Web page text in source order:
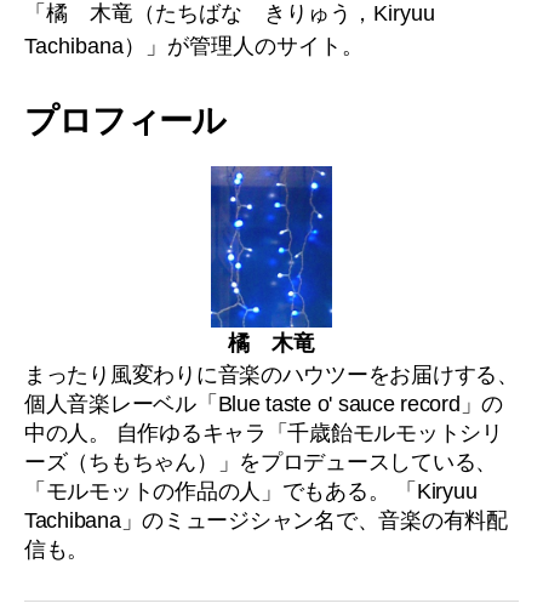
「橘 木竜（たちばな きりゅう，Kiryuu
Tachibana）」が管理人のサイト。
プロフィール
橘 木竜
まったり風変わりに音楽のハウツーをお届けする、
個人音楽レーベル「Blue taste o' sauce record」の
中の人。 自作ゆるキャラ「千歳飴モルモットシリ
ーズ（ちもちゃん）」をプロデュースしている、
「モルモットの作品の人」でもある。 「Kiryuu
Tachibana」のミュージシャン名で、音楽の有料配
信も。